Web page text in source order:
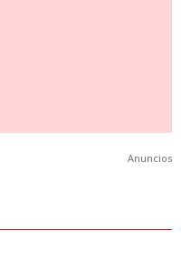
Anuncios